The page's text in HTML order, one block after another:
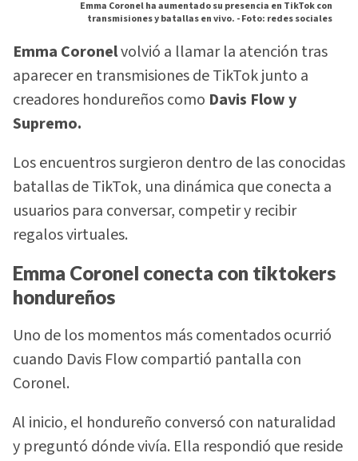
Emma Coronel ha aumentado su presencia en TikTok con
transmisiones y batallas en vivo. -Foto: redes sociales
Emma Coronelvolvió a llamar la atención tras
aparecer en transmisiones de TikTok junto a
creadores hondureños como Davis Flow y
Supremo.
Los encuentros surgieron dentro de las conocidas
batallas de TikTok, una dinámica que conecta a
usuarios para conversar, competir y recibir
regalos virtuales.
Emma Coronel conecta con tiktokers
hondureños
Uno de los momentos más comentados ocurrió
cuando Davis Flow compartió pantalla con
Coronel.
Al inicio, el hondureño conversó con naturalidad
y preguntó dónde vivía. Ella respondió que reside